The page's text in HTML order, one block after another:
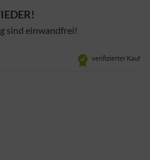
sind einwandfrei!
verifizierter Kauf